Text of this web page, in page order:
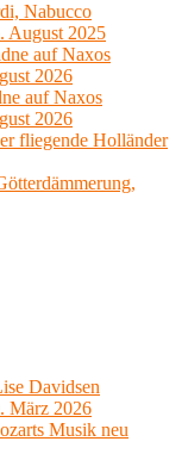
Nabucco
August 2025
auf Naxos
2026
auf Naxos
2026
fliegende Holländer
Davidsen
März 2026
Musik neu